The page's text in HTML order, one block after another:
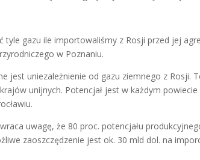
gazu ile importowaliśmy z Rosji przed jej
w Poznaniu.
jest uniezależnienie od gazu ziemnego z Rosji.
unijnych. Potencjał jest w każdym powiecie
uwagę, że 80 proc. potencjału
zaoszczędzenie jest ok. 30 mld dol. na